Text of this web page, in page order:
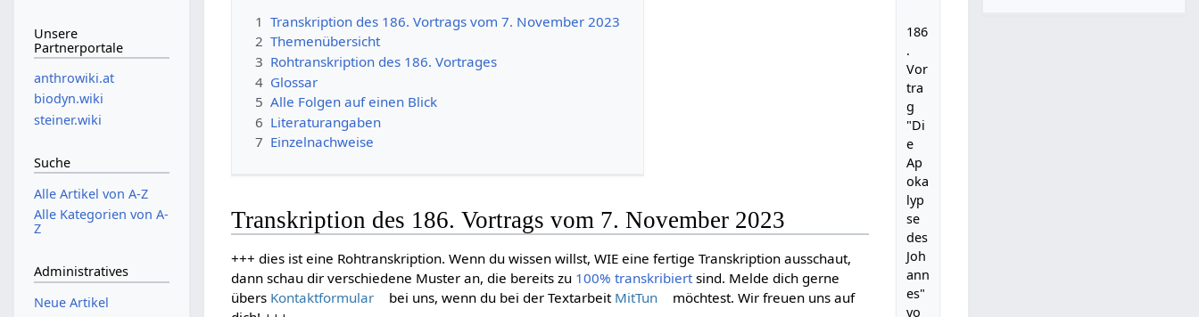
186
.
Vor
tra
g
"Di
e
Ap
oka
lyp
se
des
Joh
ann
es"
vo
1 Transkription des 186. Vortrags vom 7. November 2023
2 Themenübersicht
3 Rohtranskription des 186. Vortrages
4 Glossar
5 Alle Folgen auf einen Blick
6 Literaturangaben
7 Einzelnachweise
Transkription des 186. Vortrags vom 7. November 2023
+++ dies ist eine Rohtranskription. Wenn du wissen willst, WIE eine fertige Transkription ausschaut,
dann schau dir verschiedene Muster an, die bereits zu 100% transkribiertsind. Melde dich gerne
übers Kontaktformular bei uns, wenn du bei der Textarbeit MitTun
möchtest. Wir freuen uns auf
Unsere
Partnerportale
anthrowiki.at
biodyn.wiki
steiner.wiki
Suche
Alle Artikel von A-Z
Alle Kategorien von A-
Z
Administratives
Neue Artikel